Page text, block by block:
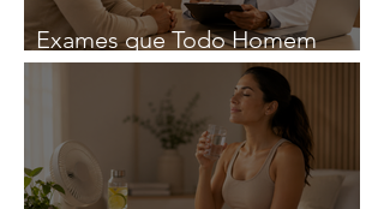
Exames que Todo Homem
Deveria Fazer Regularmente